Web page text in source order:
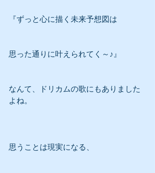
『ずっと心に描く未来予想図は
思った通りに叶えられてく～♪』
なんて、ドリカムの歌にもありました
よね。
思うことは現実になる、